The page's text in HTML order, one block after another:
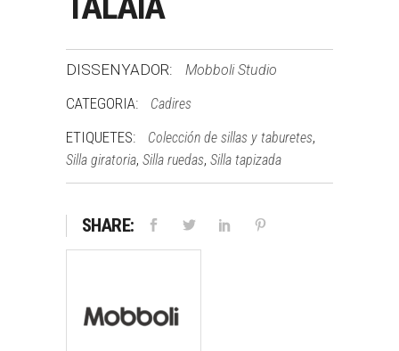
DISSENYADOR: Mobboli Studio
CATEGORIA: Cadires
ETIQUETES: Colección de sillas y taburetes,
Silla giratoria, Silla ruedas, Silla tapizada
SHARE: